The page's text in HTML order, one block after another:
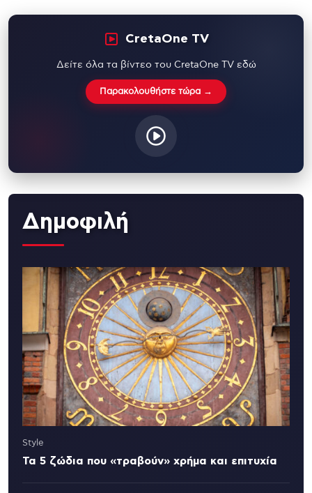
CretaOne TV
Δείτε όλα τα βίντεο του CretaOne TV εδώ
Παρακολουθήστε τώρα →
Δημοφιλή
Style
Τα 5 ζώδια που «τραβούν» χρήμα και επιτυχία